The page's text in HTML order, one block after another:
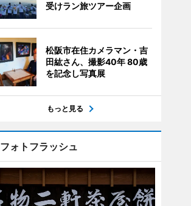
受けラン旅ツアー企画
松阪市在住カメラマン・吉
田紘さん、撮影40年 80歳
を記念し写真展
もっと見る
フォトフラッシュ